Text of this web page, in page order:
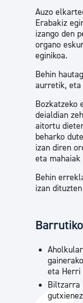
Auzo
Erabakiz
izango den
organo
eginikoa.
Behin
aurretik, eta
Bozkatzeko
deialdian
aitortu
beharko
izan diren
eta
Behin
izan
eta Herri
Biltzarra